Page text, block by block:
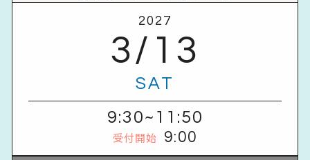
2027
3/13
SAT
9:30~11:50
受付開始 9:00